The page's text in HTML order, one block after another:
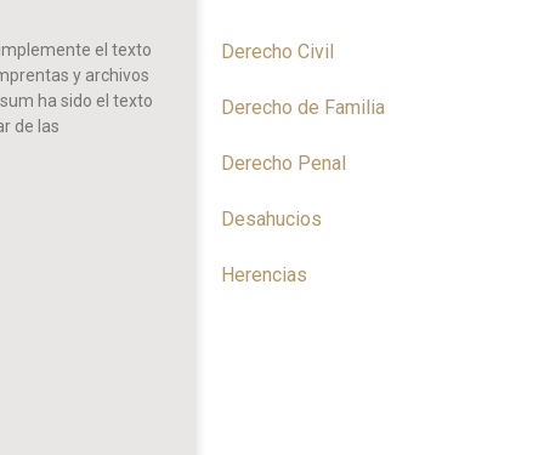
el texto
y archivos
ha sido el texto
de las
Derecho Civil
Derecho de Familia
Derecho Penal
Desahucios
Herencias